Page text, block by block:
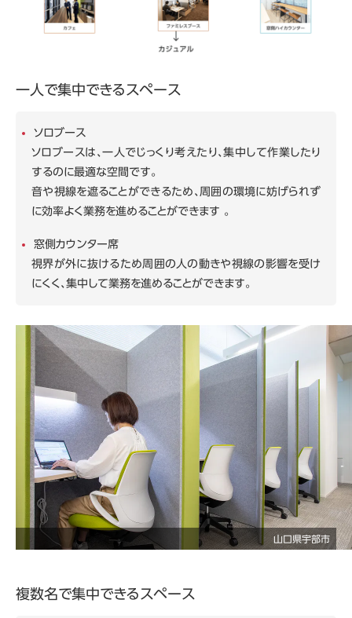
一人で集中できるスペース
ソロブース
ソロブースは、一人でじっくり考えたり、集中して作業したり
するのに最適な空間です。
音や視線を遮ることができるため、周囲の環境に妨げられず
に効率よく業務を進めることができます 。
窓側カウンター席
視界が外に抜けるため周囲の人の動きや視線の影響を受け
にくく、集中して業務を進めることができます。
山口県宇部市
複数名で集中できるスペース